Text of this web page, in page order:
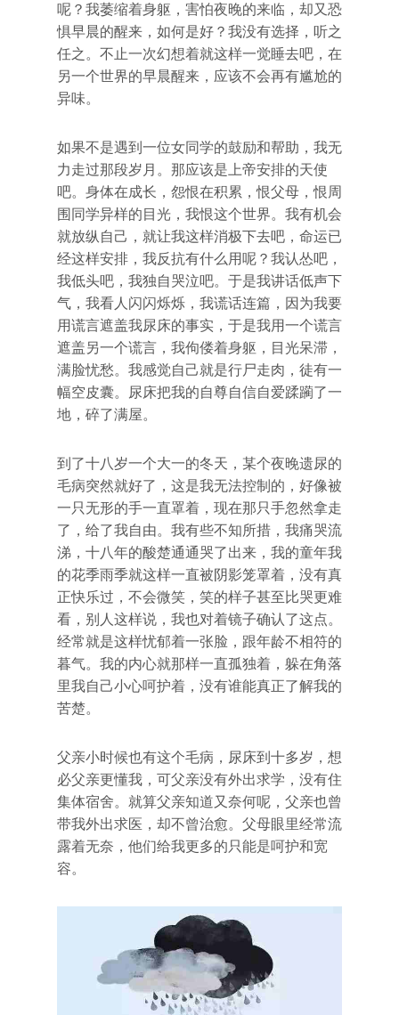
呢？我萎缩着身躯，害怕夜晚的来临，却又恐
惧早晨的醒来，如何是好？我没有选择，听之
任之。不止一次幻想着就这样一觉睡去吧，在
另一个世界的早晨醒来，应该不会再有尴尬的
异味。
如果不是遇到一位女同学的鼓励和帮助，我无
力走过那段岁月。那应该是上帝安排的天使
吧。身体在成长，怨恨在积累，恨父母，恨周
围同学异样的目光，我恨这个世界。我有机会
就放纵自己，就让我这样消极下去吧，命运已
经这样安排，我反抗有什么用呢？我认怂吧，
我低头吧，我独自哭泣吧。于是我讲话低声下
气，我看人闪闪烁烁，我谎话连篇，因为我要
用谎言遮盖我尿床的事实，于是我用一个谎言
遮盖另一个谎言，我佝偻着身躯，目光呆滞，
满脸忧愁。我感觉自己就是行尸走肉，徒有一
幅空皮囊。尿床把我的自尊自信自爱蹂躏了一
地，碎了满屋。
到了十八岁一个大一的冬天，某个夜晚遗尿的
毛病突然就好了，这是我无法控制的，好像被
一只无形的手一直罩着，现在那只手忽然拿走
了，给了我自由。我有些不知所措，我痛哭流
涕，十八年的酸楚通通哭了出来，我的童年我
的花季雨季就这样一直被阴影笼罩着，没有真
正快乐过，不会微笑，笑的样子甚至比哭更难
看，别人这样说，我也对着镜子确认了这点。
经常就是这样忧郁着一张脸，跟年龄不相符的
暮气。我的内心就那样一直孤独着，躲在角落
里我自己小心呵护着，没有谁能真正了解我的
苦楚。
父亲小时候也有这个毛病，尿床到十多岁，想
必父亲更懂我，可父亲没有外出求学，没有住
集体宿舍。就算父亲知道又奈何呢，父亲也曾
带我外出求医，却不曾治愈。父母眼里经常流
露着无奈，他们给我更多的只能是呵护和宽
容。